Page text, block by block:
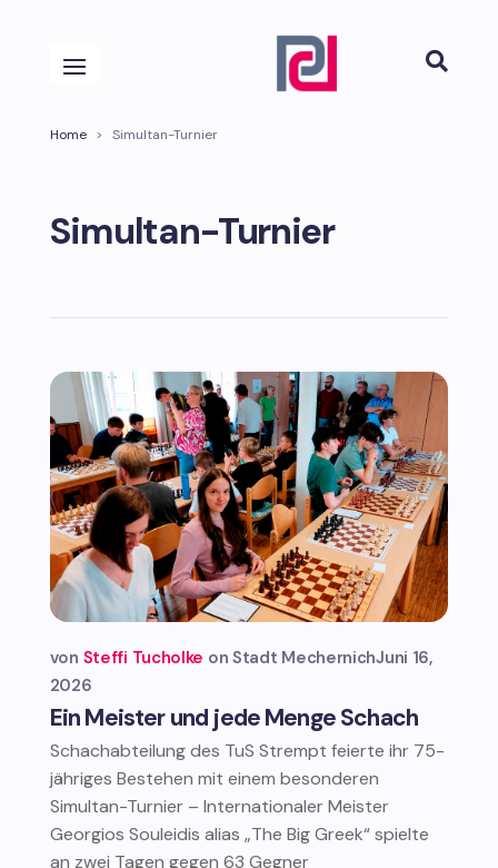

Home > Simultan-Turnier
Simultan-Turnier
Ein Meister und jede Menge Schach
von Steffi Tucholke Stadt MechernichJuni 16,
2026
Schachabteilung des TuS Strempt feierte ihr 75-
jähriges Bestehen mit einem besonderen
Simultan-Turnier – Internationaler Meister
Georgios Souleidis alias „The Big Greek“ spielte
an zwei Tagen gegen 63 Gegner